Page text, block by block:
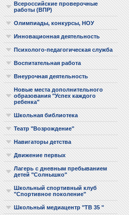
Всероссийские проверочные
работы (ВПР)
Олимпиады, конкурсы, НОУ
Инновационная деятельность
Психолого-педагогическая служба
Воспитательная работа
Внеурочная деятельность
Новые места дополнительного
образования "Успех каждого
ребенка"
Школьная библиотека
Театр "Возрождение"
Навигаторы детства
Движение первых
Лагерь с дневным пребыванием
детей "Солнышко"
Школьный спортивный клуб
"Спортивное поколение"
Школьный медиацентр "ТВ 35 "